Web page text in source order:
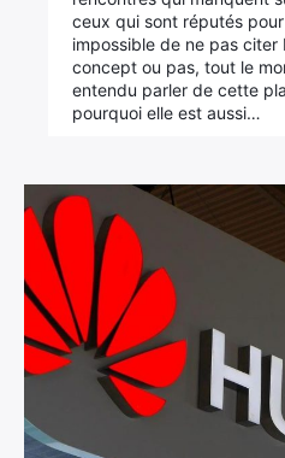
ceux qui sont réputés
impossible de ne pas
concept ou pas, tout le
entendu parler de cette
pourquoi elle est aussi…